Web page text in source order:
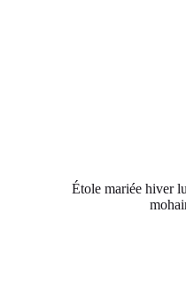
Étole mariée hiver